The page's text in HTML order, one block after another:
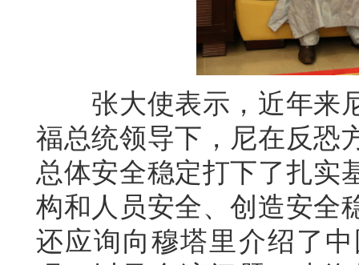
张大使表示，近年来尼
福总统领导下，尼在反恐
总体安全稳定打下了扎实
构和人员安全、创造安全
还应询向穆塔里介绍了